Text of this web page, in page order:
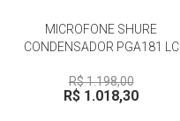
MICROFONE SHURE
CONDENSADOR PGA181 LC
R$ 1.198,00
R$ 1.018,30